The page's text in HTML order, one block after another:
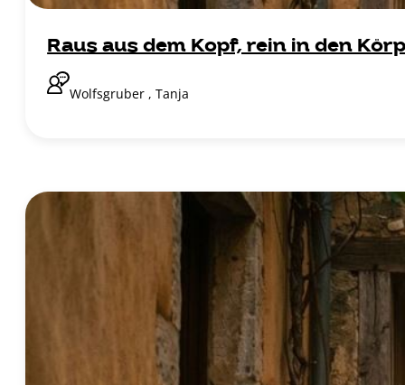
Raus aus dem Kopf, rein in den
Wolfsgruber , Tanja